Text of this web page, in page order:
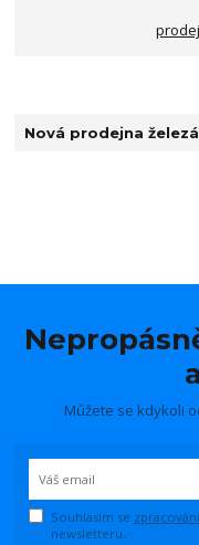
Nová prodejna
Můžete se kdykoli
Souhlasím se
newsletteru.